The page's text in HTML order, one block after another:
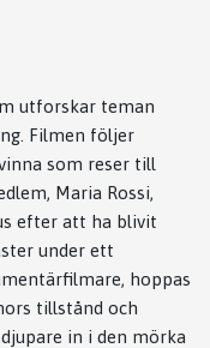
utforskar teman
Filmen följer
som reser till
Maria Rossi,
efter att ha blivit
under ett
hoppas
tillstånd och
in i den mörka